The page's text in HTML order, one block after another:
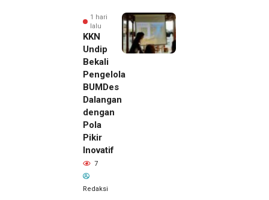
1 hari
lalu
KKN
Undip
Bekali
Pengelola
BUMDes
Dalangan
dengan
Pola
Pikir
Inovatif
7
Redaksi
1 hari lalu
Pemilik
Royal
Phone